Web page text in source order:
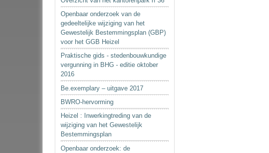
Openbaar onderzoek van de
gedeeltelijke wijziging van het
Gewestelijk Bestemmingsplan (GBP)
voor het GGB Heizel
Praktische gids - stedenbouwkundige
vergunning in BHG - editie oktober
2016
Be.exemplary – uitgave 2017
BWRO-hervorming
Heizel : Inwerkingtreding van de
wijziging van het Gewestelijk
Bestemmingsplan
Openbaar onderzoek: de